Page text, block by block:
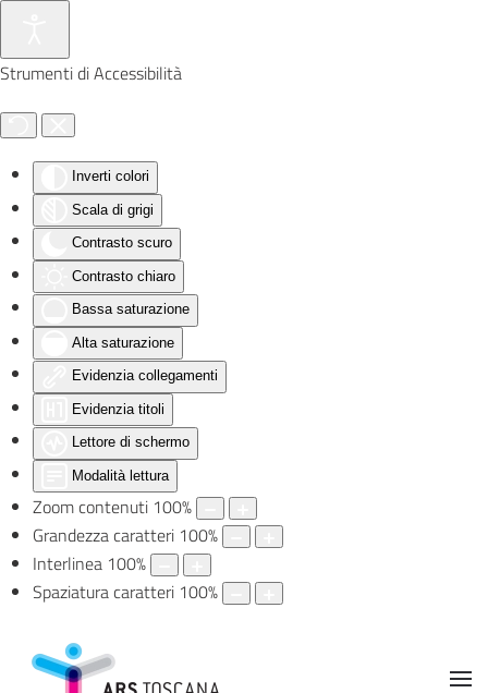
Strumenti di Accessibilità
Inverti colori
Scala di grigi
Contrasto scuro
Contrasto chiaro
Bassa saturazione
Alta saturazione
Evidenzia collegamenti
Evidenzia titoli
Lettore di schermo
Modalità lettura
Zoom contenuti 100%
Grandezza caratteri 100%
Interlinea 100%
Spaziatura caratteri 100%
Skip to main content